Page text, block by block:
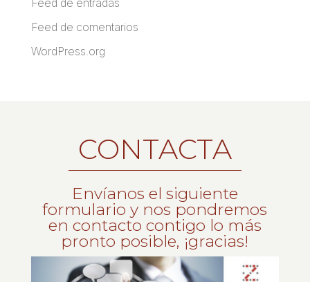
Feed de entradas
Feed de comentarios
WordPress.org
CONTACTA
Envíanos el siguiente
formulario y nos pondremos
en contacto contigo lo más
pronto posible, ¡gracias!